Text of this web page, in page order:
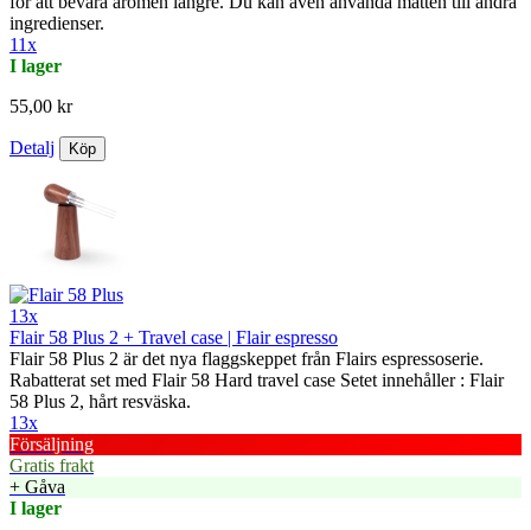
ingredienser.
11x
I lager
55,00 kr
Detalj Köp
13x
Flair 58 Plus 2 + Travel case | Flair espresso
Flair 58 Plus 2 är det nya flaggskeppet från Flairs espressoserie.
Rabatterat set med Flair 58 Hard travel case Setet innehåller : Flair
58 Plus 2, hårt resväska.
13x
Försäljning
Gratis frakt
+ Gåva
I lager